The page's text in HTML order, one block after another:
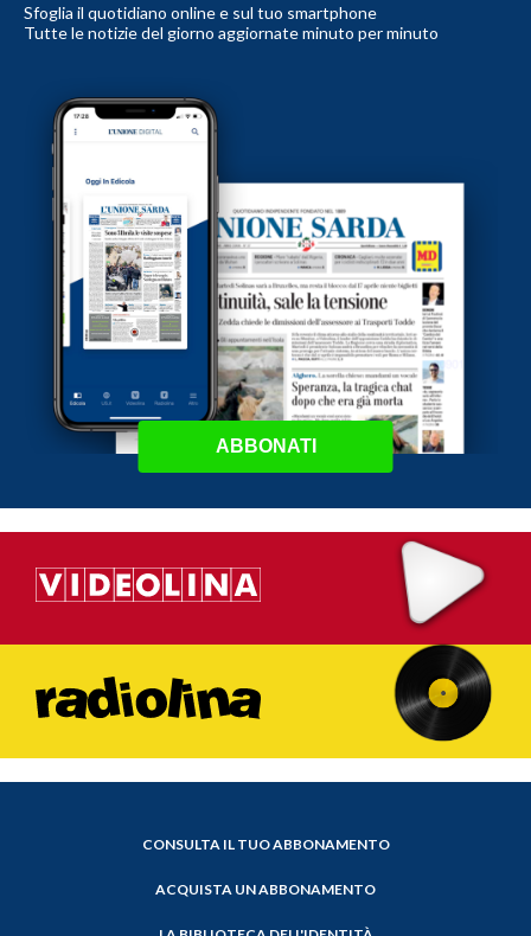
Sfoglia il quotidiano online e sul tuo smartphone
Tutte le notizie del giorno aggiornate minuto per minuto
ABBONATI
CONSULTA IL TUO ABBONAMENTO
ACQUISTA UN ABBONAMENTO